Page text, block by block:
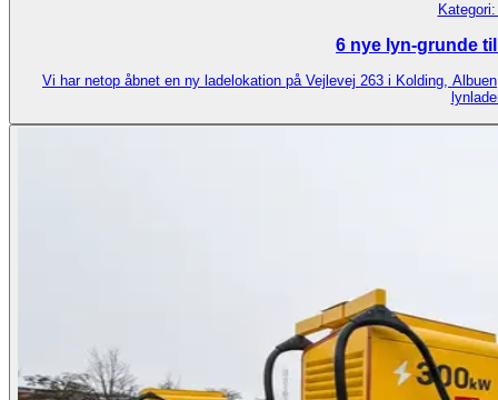
6 nye lyn-grunde
Vi har netop åbnet en ny ladelokation på Vejlevej 263 i Kolding,